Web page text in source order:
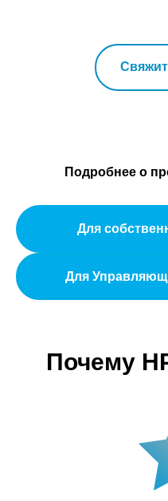
Подробнее о
Для
Для
Почему